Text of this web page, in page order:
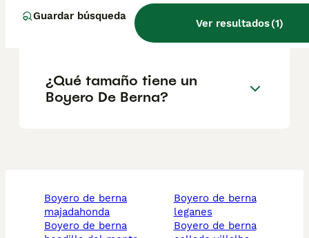
Guardar búsqueda
Ver resultados(1)
¿Cuál es la esperanza de
vida de un Boyero De Berna?
¿Qué tamaño tiene un
Boyero De Berna?
boyero de berna
majadahonda
boyero de berna
boyero de berna
leganes
boyero de berna